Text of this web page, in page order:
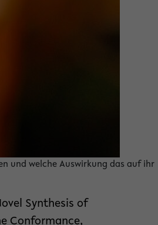
und welche Auswirkung das auf ihr
Synthesis of
Conformance,